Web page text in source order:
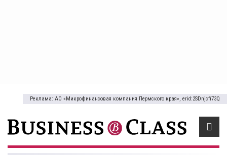
Реклама: АО «Микрофинансовая компания Пермского края», erid:2SDnjcfi73Q